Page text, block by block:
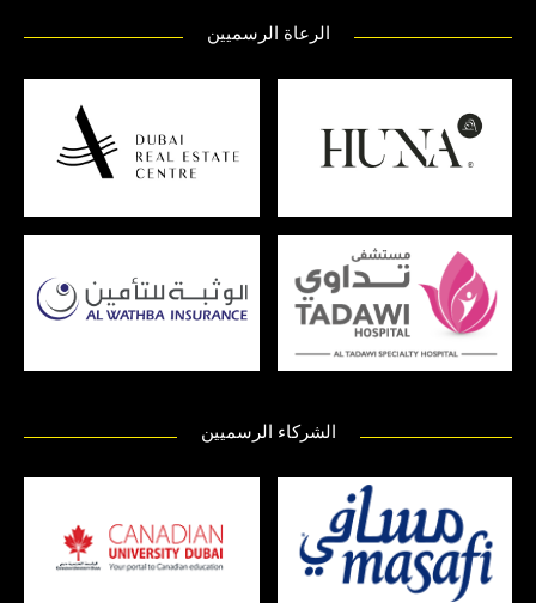
الرعاة الرسميين
الشركاء الرسميين